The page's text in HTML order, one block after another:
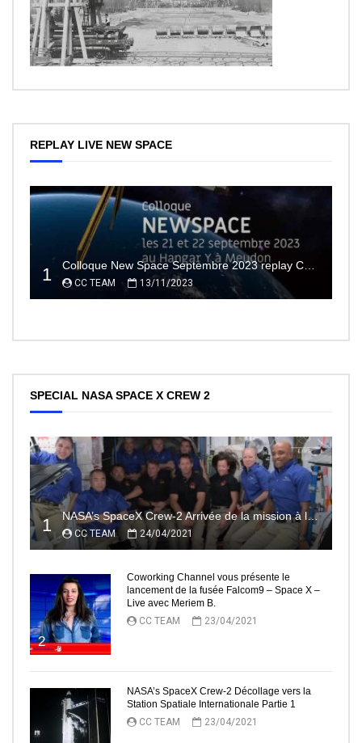
REPLAY LIVE NEW SPACE
1 CC TEAM 13/11/2023
SPECIAL NASA SPACE X CREW 2
1 NASA’s SpaceX Crew-2 Arrivée de la mission à la Station Spatiale Internationale Partie2
CC TEAM 24/04/2021
2
Coworking Channel vous présente le
lancement de la fusée Falcom9 – Space X –
Live avec Meriem B.
CC TEAM
23/04/2021
NASA’s SpaceX Crew-2 Décollage vers la
Station Spatiale Internationale Partie 1
CC TEAM
23/04/2021